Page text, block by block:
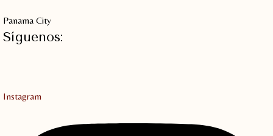
Panama City
Síguenos:
Instagram